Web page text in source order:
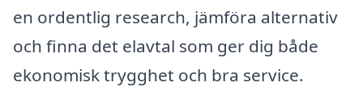
en ordentlig research, jämföra alternativ
och finna det elavtal som ger dig både
ekonomisk trygghet och bra service.